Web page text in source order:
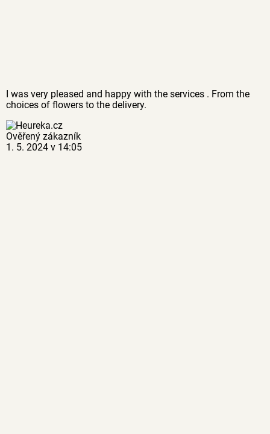
I was very pleased and happy with the services . From the
choices of flowers to the delivery.
Ověřený zákazník
1. 5. 2024 v 14:05